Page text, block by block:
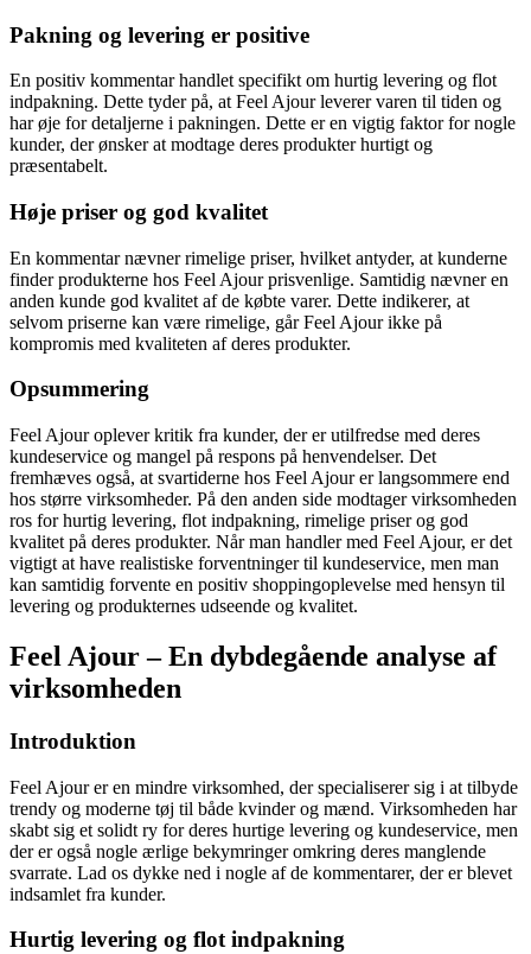
Pakning og levering er positive
En positiv kommentar handlet specifikt om hurtig levering og flot
indpakning. Dette tyder på, at Feel Ajour leverer varen til tiden og
har øje for detaljerne i pakningen. Dette er en vigtig faktor for nogle
kunder, der ønsker at modtage deres produkter hurtigt og
præsentabelt.
Høje priser og god kvalitet
En kommentar nævner rimelige priser, hvilket antyder, at kunderne
finder produkterne hos Feel Ajour prisvenlige. Samtidig nævner en
anden kunde god kvalitet af de købte varer. Dette indikerer, at
selvom priserne kan være rimelige, går Feel Ajour ikke på
kompromis med kvaliteten af deres produkter.
Opsummering
Feel Ajour oplever kritik fra kunder, der er utilfredse med deres
kundeservice og mangel på respons på henvendelser. Det
fremhæves også, at svartiderne hos Feel Ajour er langsommere end
hos større virksomheder. På den anden side modtager virksomheden
ros for hurtig levering, flot indpakning, rimelige priser og god
kvalitet på deres produkter. Når man handler med Feel Ajour, er det
vigtigt at have realistiske forventninger til kundeservice, men man
kan samtidig forvente en positiv shoppingoplevelse med hensyn til
levering og produkternes udseende og kvalitet.
Feel Ajour – En dybdegående analyse af
virksomheden
Introduktion
Feel Ajour er en mindre virksomhed, der specialiserer sig i at tilbyde
trendy og moderne tøj til både kvinder og mænd. Virksomheden har
skabt sig et solidt ry for deres hurtige levering og kundeservice, men
der er også nogle ærlige bekymringer omkring deres manglende
svarrate. Lad os dykke ned i nogle af de kommentarer, der er blevet
indsamlet fra kunder.
Hurtig levering og flot indpakning